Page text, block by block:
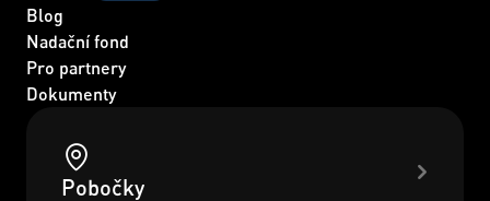
Blog
Nadační fond
Pro partnery
Dokumenty
Pobočky